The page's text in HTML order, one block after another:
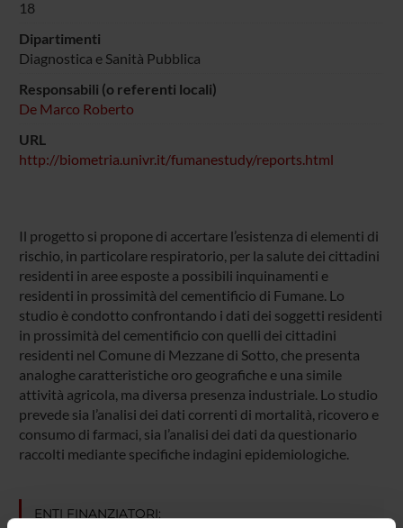
18
Dipartimenti
Diagnostica e Sanità Pubblica
Responsabili (o referenti locali)
De Marco Roberto
URL
http://biometria.univr.it/fumanestudy/reports.html
Il progetto si propone di accertare l’esistenza di elementi di
rischio, in particolare respiratorio, per la salute dei cittadini
residenti in aree esposte a possibili inquinamenti e
residenti in prossimità del cementificio di Fumane. Lo
studio è condotto confrontando i dati dei soggetti residenti
in prossimità del cementificio con quelli dei cittadini
residenti nel Comune di Mezzane di Sotto, che presenta
analoghe caratteristiche oro geografiche e una simile
attività agricola, ma diversa presenza industriale. Lo studio
prevede sia l’analisi dei dati correnti di mortalità, ricovero e
consumo di farmaci, sia l’analisi dei dati da questionario
raccolti mediante specifiche indagini epidemiologiche.
ENTI FINANZIATORI: